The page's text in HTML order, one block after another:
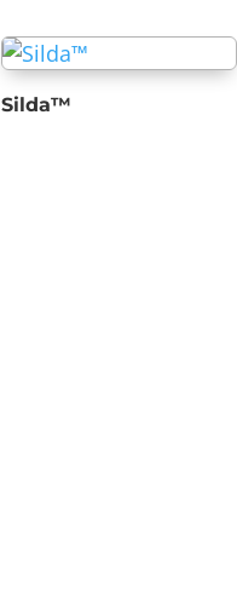
Silda™